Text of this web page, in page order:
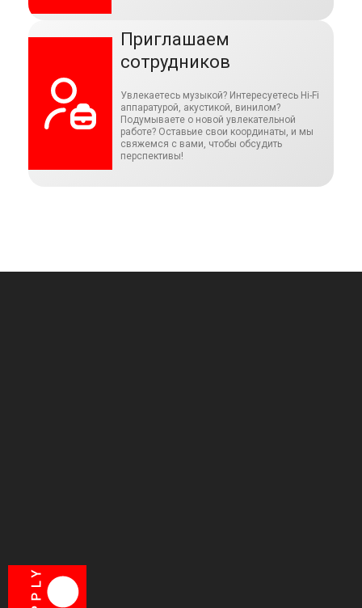
Приглашаем
сотрудников
Увлекаетесь музыкой? Интересуетесь Hi-Fi
аппаратурой, акустикой, винилом?
Подумываете о новой увлекательной
работе? Оставьие свои координаты, и мы
свяжемся с вами, чтобы обсудить
перспективы!